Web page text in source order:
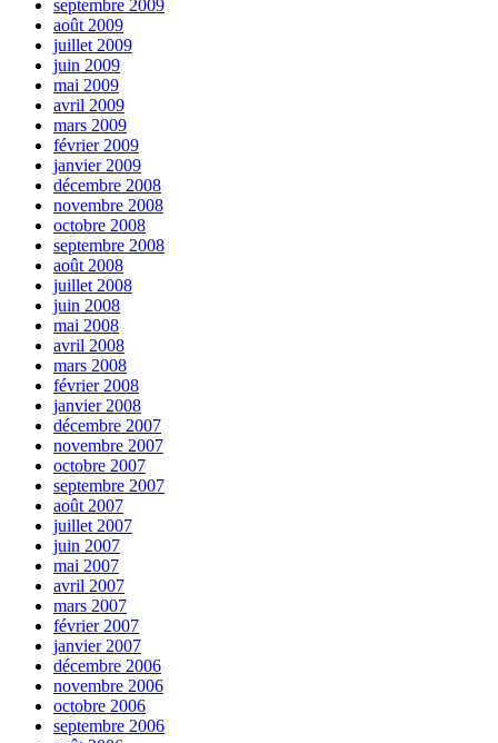
septembre 2009
août 2009
juillet 2009
juin 2009
mai 2009
avril 2009
mars 2009
février 2009
janvier 2009
décembre 2008
novembre 2008
octobre 2008
septembre 2008
août 2008
juillet 2008
juin 2008
mai 2008
avril 2008
mars 2008
février 2008
janvier 2008
décembre 2007
novembre 2007
octobre 2007
septembre 2007
août 2007
juillet 2007
juin 2007
mai 2007
avril 2007
mars 2007
février 2007
janvier 2007
décembre 2006
novembre 2006
octobre 2006
septembre 2006